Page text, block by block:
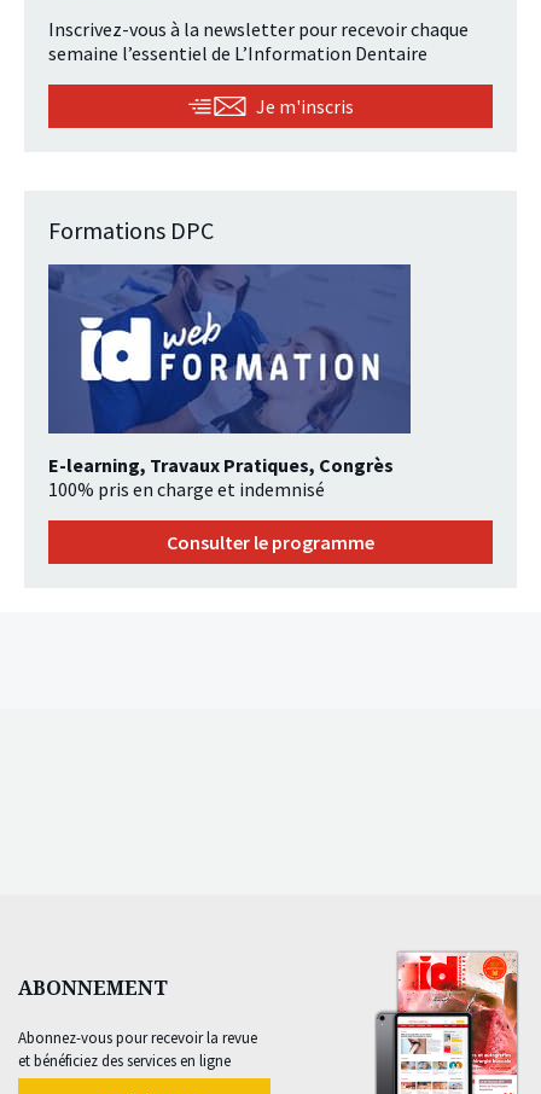
Inscrivez-vous à la newsletter pour recevoir chaque
semaine l’essentiel de L’Information Dentaire
Je m'inscris
Formations DPC
E-learning, Travaux Pratiques, Congrès
100% pris en charge et indemnisé
Consulter le programme
ABONNEMENT
Abonnez-vous pour recevoir la revue
et bénéficiez des services en ligne